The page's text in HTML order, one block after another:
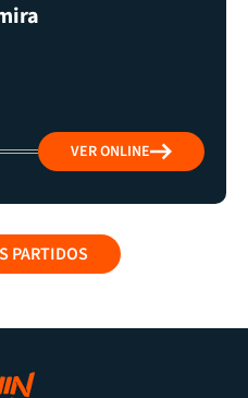
VER ONLINE
PARTIDOS